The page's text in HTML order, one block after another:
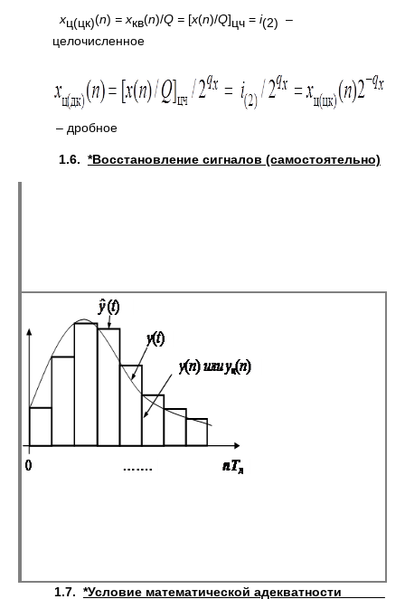
хц(цк)(n) = хкв(n)/Q= [x(n)/Q]цч= i(2) –
целочисленное
– дробное
1.6. *Восстановление сигналов (самостоятельно)
1.7. *Условие математической адекватности